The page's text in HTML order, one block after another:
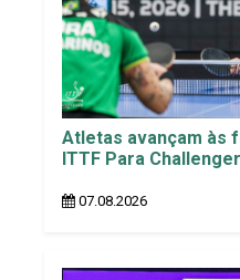
Atletas avançam às
ITTF Para
07.08.2026